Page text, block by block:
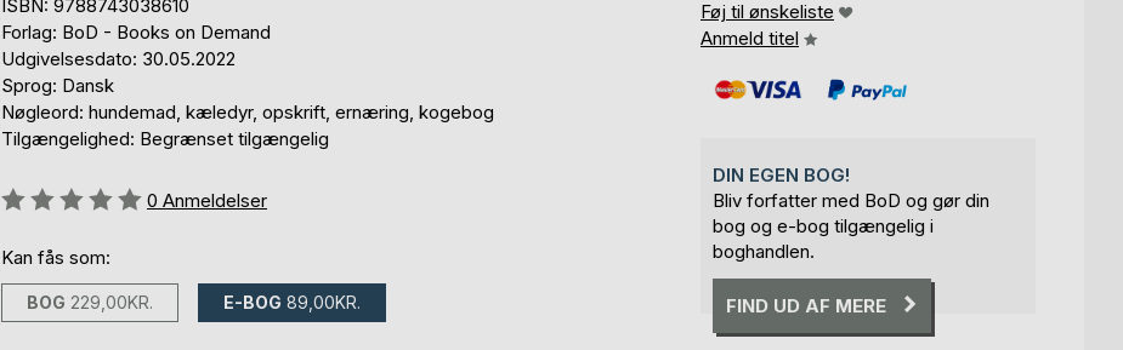
ISBN: 9788743038610
Forlag: BoD - Books on Demand
Udgivelsesdato: 30.05.2022
Sprog: Dansk
Nøgleord: hundemad, kæledyr, opskrift, ernæring, kogebog
Tilgængelighed: Begrænset tilgængelig
Anmeldelse::
0 Anmeldelser
Kan fås som:
BOG 229,00KR. E-BOG 89,00KR.
Føj til ønskeliste
Anmeld titel
DIN EGEN BOG!
Bliv forfatter med BoD og gør din
bog og e-bog tilgængelig i
boghandlen.
FIND UD AF MERE